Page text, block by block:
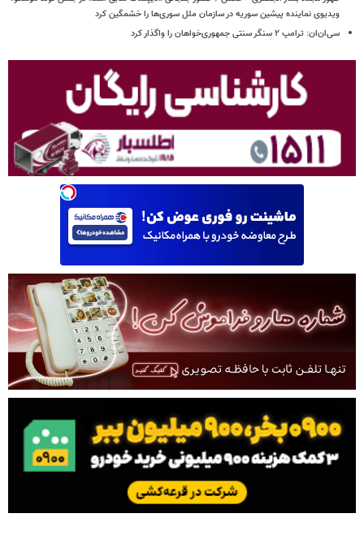
ویدیوی نماینده پیشین سوریه در سازمان ملل سوری‌ها را خشمگین کرد
سی‌ان‌ان: ترامپ ۲ سنگر سنتی جمهوری‌خواهان را واگذار کرد